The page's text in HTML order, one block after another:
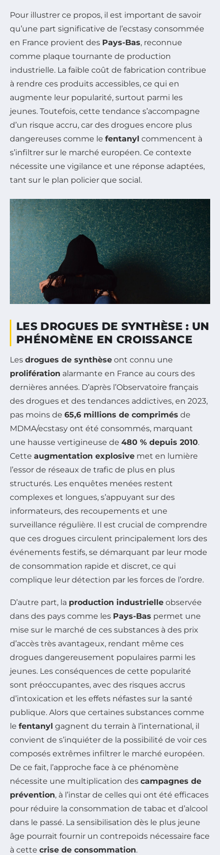
Pour illustrer ce propos, il est important de savoir
qu’une part significative de l’ecstasy consommée
en France provient des Pays-Bas, reconnue
comme plaque tournante de production
industrielle. La faible coût de fabrication contribue
à rendre ces produits accessibles, ce qui en
augmente leur popularité, surtout parmi les
jeunes. Toutefois, cette tendance s’accompagne
d’un risque accru, car des drogues encore plus
dangereuses comme le fentanyl commencent à
s’infiltrer sur le marché européen. Ce contexte
nécessite une vigilance et une réponse adaptées,
tant sur le plan policier que social.
LES DROGUES DE SYNTHÈSE : UN
PHÉNOMÈNE EN CROISSANCE
Les drogues de synthèse ont connu une
prolifération alarmante en France au cours des
dernières années. D’après l’Observatoire français
des drogues et des tendances addictives, en 2023,
pas moins de 65,6 millions de comprimés de
MDMA/ecstasy ont été consommés, marquant
une hausse vertigineuse de 480 % depuis 2010.
Cette augmentation explosive met en lumière
l’essor de réseaux de trafic de plus en plus
structurés. Les enquêtes menées restent
complexes et longues, s’appuyant sur des
informateurs, des recoupements et une
surveillance régulière. Il est crucial de comprendre
que ces drogues circulent principalement lors des
événements festifs, se démarquant par leur mode
de consommation rapide et discret, ce qui
complique leur détection par les forces de l’ordre.
D’autre part, la production industrielle observée
dans des pays comme les Pays-Bas permet une
mise sur le marché de ces substances à des prix
d’accès très avantageux, rendant même ces
drogues dangereusement populaires parmi les
jeunes. Les conséquences de cette popularité
sont préoccupantes, avec des risques accrus
d’intoxication et les effets néfastes sur la santé
publique. Alors que certaines substances comme
le fentanyl gagnent du terrain à l’international, il
convient de s’inquiéter de la possibilité de voir ces
composés extrêmes infiltrer le marché européen.
De ce fait, l’approche face à ce phénomène
nécessite une multiplication des campagnes de
prévention, à l’instar de celles qui ont été efficaces
pour réduire la consommation de tabac et d’alcool
dans le passé. La sensibilisation dès le plus jeune
âge pourrait fournir un contrepoids nécessaire face
à cette crise de consommation.